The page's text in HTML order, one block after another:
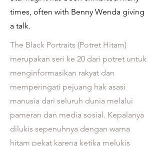
times, often with Benny Wenda giving
a talk.
The Black Portraits (Potret Hitam)
merupakan seri ke 20 dari potret untuk
menginformasikan rakyat dan
memperingati pejuang hak asasi
manusia dari seluruh dunia melalui
pameran dan media sosial. Kepalanya
dilukis sepenuhnya dengan warna
hitam pekat karena ketika melukis